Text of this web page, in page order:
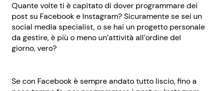
Quante volte ti è capitato di dover programmare dei
post su Facebook e Instagram? Sicuramente se sei un
social media specialist, o se hai un progetto personale
da gestire, è più o meno un’attività all’ordine del
giorno, vero?
Se con Facebook è sempre andato tutto liscio, fino a